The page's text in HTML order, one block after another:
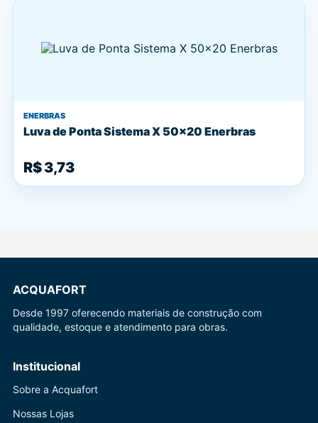
ENERBRAS
Luva de Ponta Sistema X 50x20 Enerbras
R$ 3,73
ACQUAFORT
Desde 1997 oferecendo materiais de construção com
qualidade, estoque e atendimento para obras.
Institucional
Sobre a Acquafort
Nossas Lojas